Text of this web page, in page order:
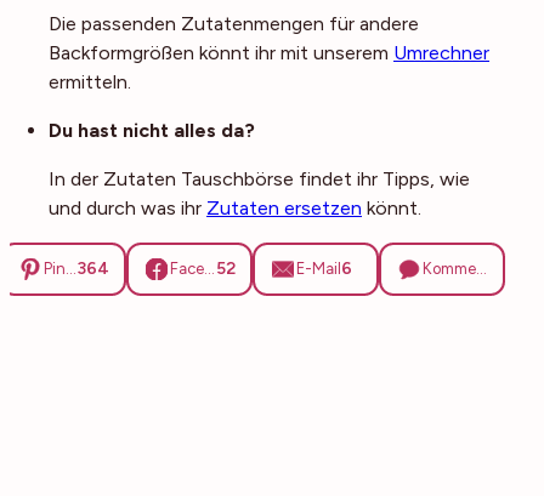
Die passenden Zutatenmengen für andere
Backformgrößen könnt ihr mit unserem Umrechner
ermitteln.
Du hast nicht alles da?
In der Zutaten Tauschbörse findet ihr Tipps, wie
und durch was ihr Zutaten ersetzen könnt.
364 52 E-Mail6